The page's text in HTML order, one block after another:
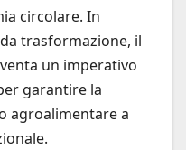
circolare. In
trasformazione, il
un imperativo
garantire la
agroalimentare a